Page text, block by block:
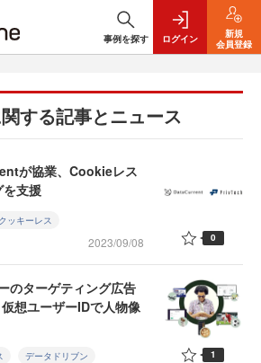
事例を探す ログイン
新規
会員登録
する記事とニュース
が協業、Cookieレス
支援
クッキーレス
2023/09/08 0
のターゲティング広告
想ユーザーIDで人物像
データドリブン 1